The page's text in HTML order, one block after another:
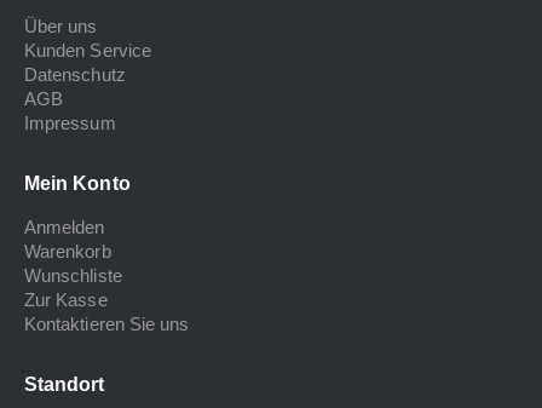
Über uns
Kunden Service
Datenschutz
AGB
Impressum
Mein Konto
Anmelden
Warenkorb
Wunschliste
Zur Kasse
Kontaktieren Sie uns
Standort